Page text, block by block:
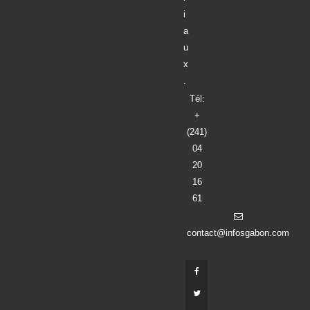
i
a
u
x
.
Tél:
+
(241)
04
20
16
61
contact@infosgabon.com